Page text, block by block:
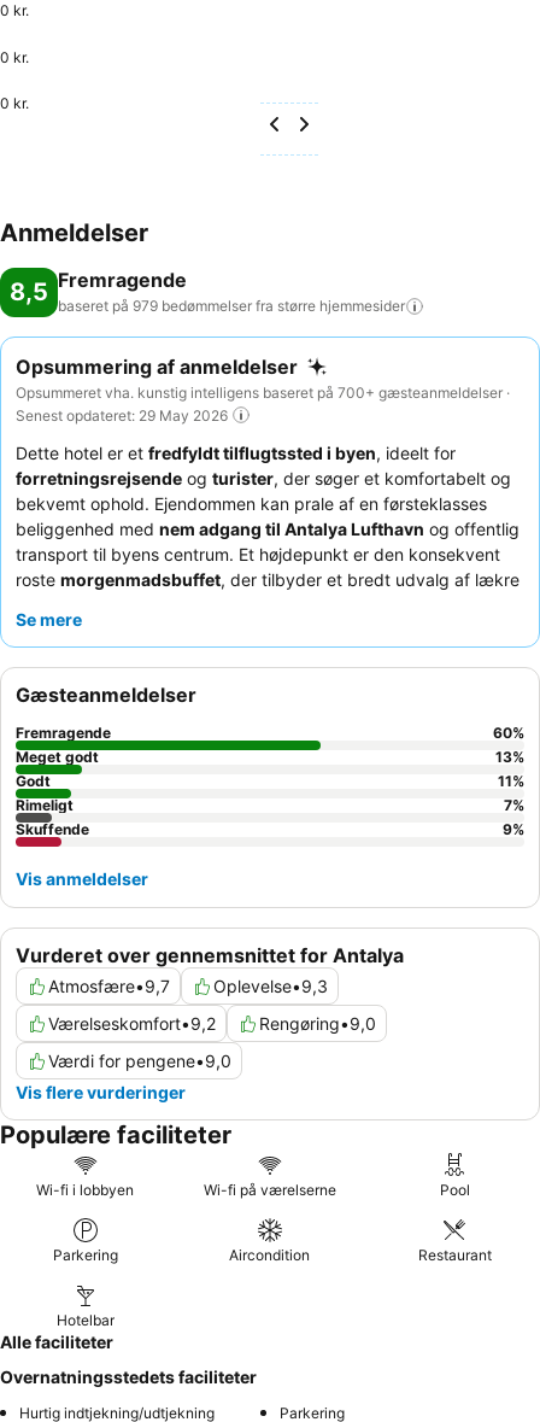
0 kr.
0 kr.
0 kr.
Anmeldelser
8,5 Fremragende
baseret på 979 bedømmelser fra større hjemmesider
Opsummering af anmeldelser
Opsummeret vha. kunstig intelligens baseret på 700+ gæsteanmeldelser ·
Senest opdateret: 29 May 2026
Dette hotel er et fredfyldt tilflugtssted i byen, ideelt for
forretningsrejsende og turister, der søger et komfortabelt og
bekvemt ophold. Ejendommen kan prale af en førsteklasses
beliggenhed med nem adgang til Antalya Lufthavn og offentlig
transport til byens centrum. Et højdepunkt er den konsekvent
roste morgenmadsbuffet, der tilbyder et bredt udvalg af lækre
personale
Se mere
Vurderet over gennemsnittet for Antalya
Atmosfære•9,7 Oplevelse•9,3
Værelseskomfort•9,2 Rengøring•9,0
Værdi for pengene•9,0
Vis flere vurderinger
Gæsteanmeldelser
Fremragende 60%
Meget godt
13%
Godt
11%
Rimeligt
7%
Skuffende
9%
Vis anmeldelser
Populære faciliteter
Wi-fi i lobbyen Wi-fi på værelserne Pool
Parkering Aircondition Restaurant
Hotelbar
Alle faciliteter
Overnatningsstedets faciliteter
Hurtig indtjekning/udtjekning Parkering